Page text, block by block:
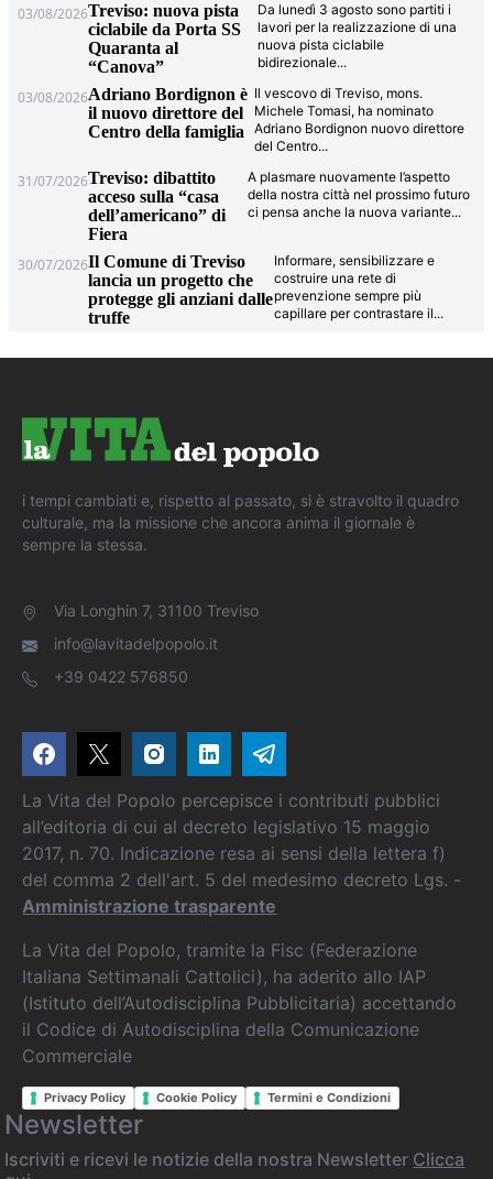
03/08/2026Treviso: nuova pista
ciclabile da Porta SS
Quaranta al
“Canova”
Da lunedì 3 agosto sono partiti i
lavori per la realizzazione di una
nuova pista ciclabile
bidirezionale...
03/08/2026Adriano Bordignon è
il nuovo direttore del
Centro della famiglia
Il vescovo di Treviso, mons.
Michele Tomasi, ha nominato
Adriano Bordignon nuovo direttore
del Centro...
31/07/2026Treviso: dibattito
acceso sulla “casa
dell’americano” di
Fiera
A plasmare nuovamente l’aspetto
della nostra città nel prossimo futuro
ci pensa anche la nuova variante...
30/07/2026Il Comune di Treviso
lancia un progetto che
protegge gli anziani dalle
truffe
Informare, sensibilizzare e
costruire una rete di
prevenzione sempre più
capillare per contrastare il...
i tempi cambiati e, rispetto al passato, si è stravolto il quadro
culturale, ma la missione che ancora anima il giornale è
sempre la stessa.
Via Longhin 7, 31100 Treviso
info@lavitadelpopolo.it
+39 0422 576850
La Vita del Popolo percepisce i contributi pubblici
all’editoria di cui al decreto legislativo 15 maggio
2017, n. 70. Indicazione resa ai sensi della lettera f)
del comma 2 dell'art. 5 del medesimo decreto Lgs. -
Amministrazione trasparente
La Vita del Popolo, tramite la Fisc (Federazione
Italiana Settimanali Cattolici), ha aderito allo IAP
(Istituto dell’Autodisciplina Pubblicitaria) accettando
il Codice di Autodisciplina della Comunicazione
Commerciale
Privacy Policy Cookie Policy Termini e Condizioni
Newsletter
Iscriviti e ricevi le notizie della nostra Newsletter Clicca